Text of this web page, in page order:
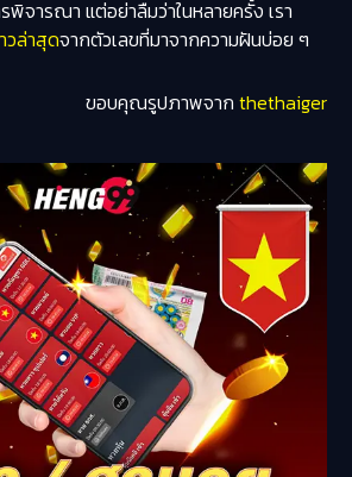
จารณา แต่อย่าลืมว่าในหลายครั้ง เรา
วล่าสุดจากตัวเลขที่มาจากความฝันบ่อย ๆ
ขอบคุณรูปภาพจากthethaiger